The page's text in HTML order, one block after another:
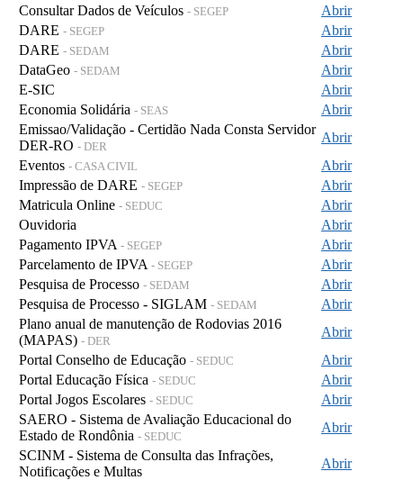
Consultar Dados de Veículos - SEGEP
Abrir
DARE - SEGEP
Abrir
DARE - SEDAM
Abrir
DataGeo - SEDAM
Abrir
E-SIC
Abrir
Economia Solidária - SEAS
Abrir
Emissao/Validação - Certidão Nada Consta Servidor
DER-RO - DER
Abrir
Eventos - CASA CIVIL
Abrir
Impressão de DARE - SEGEP
Abrir
Matricula Online - SEDUC
Abrir
Ouvidoria
Abrir
Pagamento IPVA - SEGEP
Abrir
Parcelamento de IPVA - SEGEP
Abrir
Pesquisa de Processo - SEDAM
Abrir
Pesquisa de Processo - SIGLAM - SEDAM
Abrir
Plano anual de manutenção de Rodovias 2016
(MAPAS) - DER
Abrir
Portal Conselho de Educação - SEDUC
Abrir
Portal Educação Física - SEDUC
Abrir
Portal Jogos Escolares - SEDUC
Abrir
SAERO - Sistema de Avaliação Educacional do
Estado de Rondônia - SEDUC
Abrir
SCINM - Sistema de Consulta das Infrações,
Notificações e Multas
Abrir